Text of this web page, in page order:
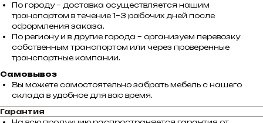
По городу – доставка осуществляется нашим
транспортом в течение 1–3 рабочих дней после
оформления заказа.
По региону и в другие города – организуем перевозку
собственным транспортом или через проверенные
транспортные компании.
Самовывоз
Вы можете самостоятельно забрать мебель с нашего
склада в удобное для вас время.
Гарантия